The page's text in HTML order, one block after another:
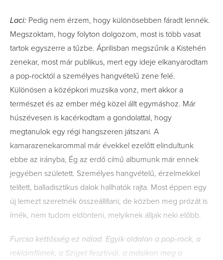
Laci: Pedig nem érzem, hogy különösebben fáradt lennék.
Megszoktam, hogy folyton dolgozom, most is több vasat
tartok egyszerre a tűzbe. Áprilisban megszűnik a Kistehén
zenekar, most már publikus, mert egy ideje elkanyarodtam
a pop-rocktól a személyes hangvételű zene felé.
Különösen a középkori muzsika vonz, mert akkor a
természet és az ember még közel állt egymáshoz. Már
húszévesen is kacérkodtam a gondolattal, hogy
megtanulok egy régi hangszeren játszani. A
kamarazenekarommal már évekkel ezelőtt elindultunk
ebbe az irányba, Ég az erdő című albumunk már ennek
jegyében született. Személyes hangvételű, érzelmekkel
telített, balladisztikus dalok hallhatók rajta. Most éppen egy
új lemezt szeretnék összeállítani, de közben meg prózát is
írnék, nem tudom eldönteni, melyiknek álljak neki előbb.
Furcsa kettősség ez nálad. Egyik oldalon a pop-rock, a
reklámfilmek, a Sziget fesztivál, a másikon meg a